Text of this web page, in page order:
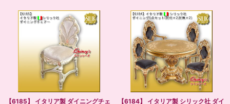
【6185】 イタリア製 ダイニングチェ 【6184】 イタリア製 シリック社 ダイ